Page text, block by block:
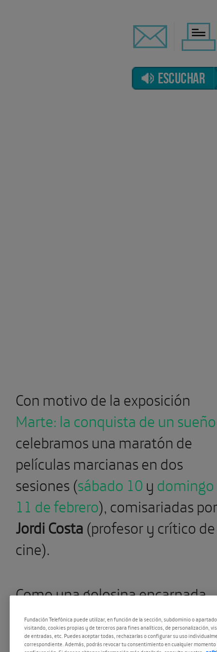
ESCUCHAR
Con motivo de la exposición
Marte: la conquista de un sueño
celebramos una maratón de
películas marcianas en dos
sesiones (sábado 10ydomingo
11 de febrero), comisariadas por
Jordi Costa(profesor y crítico de
cine).
Como una golosina encarnada
brillando en la oscuridad del
Universo, el Planeta Rojo tenía
Fundación Telefónica puede utilizar, en función de la sección, subdominio o
visitando, cookies propias y de terceros para fines analíticos, de personalización,
de entradas, etc. Puedes aceptar todas, rechazarlas o configurar su uso
correspondiente. Además, podrás revocar tu consentimiento en cualquier momento